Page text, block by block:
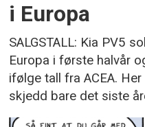
i Europa
SALGSTALL: Kia PV5
Europa i første halvår
ifølge tall fra ACEA.
skjedd bare det siste